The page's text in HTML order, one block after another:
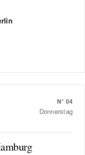
N° 04
Donnerstag